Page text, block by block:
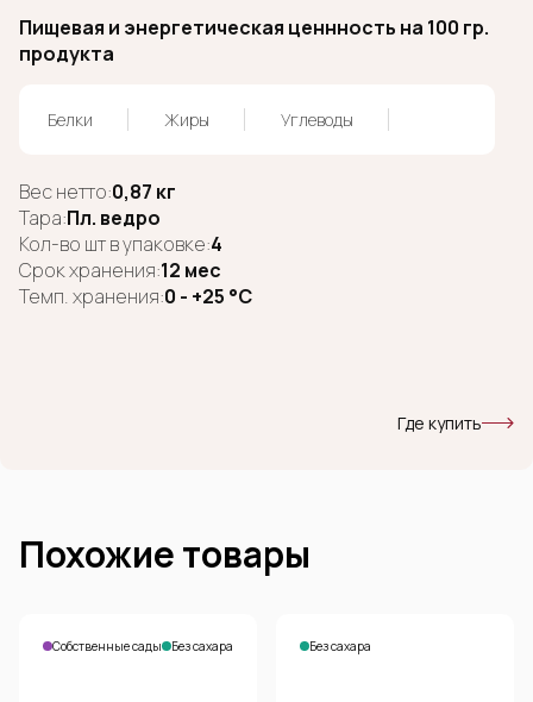
Пищевая и энергетическая ценнность на 100 гр.
продукта
Белки Жиры Углеводы
Вес нетто:0,87 кг
Тара:Пл. ведро
Кол-во шт в упаковке:4
Срок хранения:12 мес
Темп. хранения:0 - +25 °C
Где купить
Похожие товары
Собственные сады Без сахара Без сахара